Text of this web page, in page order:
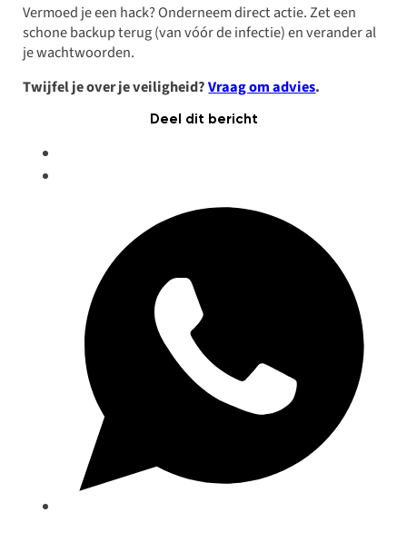
Vermoed je een hack? Onderneem direct actie. Zet een
schone backup terug (van vóór de infectie) en verander al
je wachtwoorden.
Twijfel je over je veiligheid?Vraag om advies.
Deel dit bericht